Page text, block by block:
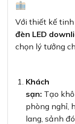
Với thiết kế tinh
đèn LED
chọn lý tưởng
Khách
sạn: Tạo
phòng nghỉ,
lang, sảnh